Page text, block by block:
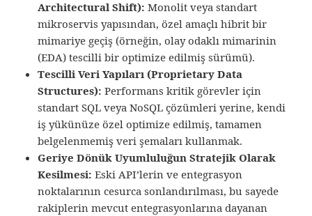
Architectural Shift): Monolit veya standart
mikroservis yapısından, özel amaçlı hibrit bir
mimariye geçiş (örneğin, olay odaklı mimarinin
(EDA) tescilli bir optimize edilmiş sürümü).
Tescilli Veri Yapıları (Proprietary Data
Structures): Performans kritik görevler için
standart SQL veya NoSQL çözümleri yerine, kendi
iş yükünüze özel optimize edilmiş, tamamen
belgelenmemiş veri şemaları kullanmak.
Geriye Dönük Uyumluluğun Stratejik Olarak
Kesilmesi: Eski API’lerin ve entegrasyon
noktalarının cesurca sonlandırılması, bu sayede
rakiplerin mevcut entegrasyonlarına dayanan